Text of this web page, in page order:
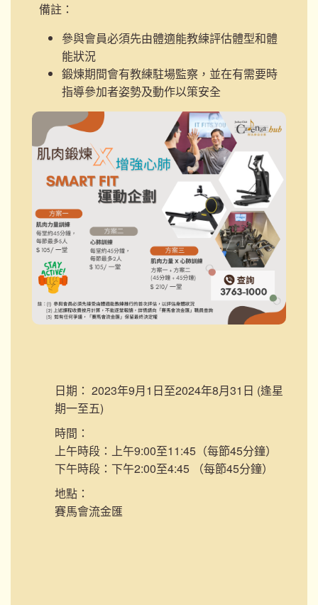
備註：
參與會員必須先由體適能教練評估體型和體
能狀況
鍛煉期間會有教練駐場監察，並在有需要時
指導參加者姿勢及動作以策安全
日期： 2023年9月1日至2024年8月31日 (逢星
期一至五)
時間：
上午時段：上午9:00至11:45（每節45分鐘）
下午時段：下午2:00至4:45 （每節45分鐘）
地點：
賽馬會流金匯